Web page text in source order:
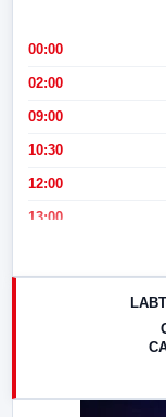
00:00
02:00
09:00
10:30
12:00
13:00